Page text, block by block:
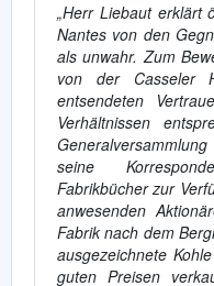
„Herr Liebaut erklärt
Nantes von den
als unwahr. Zum
von der Casseler
entsendeten
Verhältnissen
seine
Fabrikbücher zur
anwesenden
Fabrik nach dem
ausgezeichnete
guten Preisen